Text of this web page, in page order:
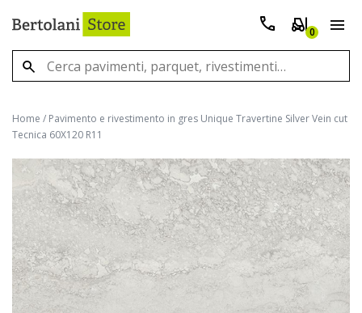
0
Home / Pavimento e rivestimento in gres Unique Travertine Silver Vein cut
Tecnica 60X120 R11